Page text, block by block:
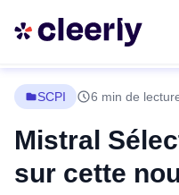
SCPI 6 min de
Mistral
sur cette